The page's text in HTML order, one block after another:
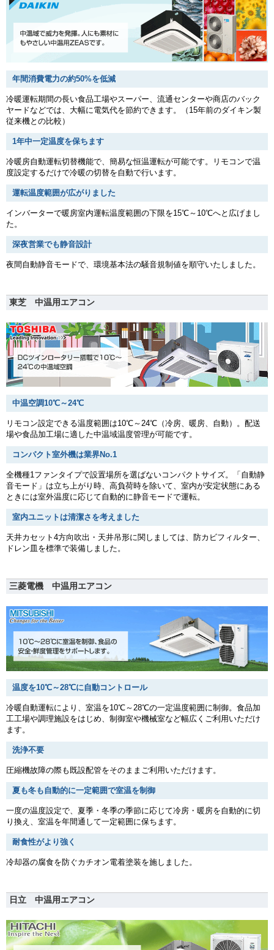
年間消費電力の約50%を低減
冷暖運転期間の長い食品工場やスーパー、流通センターや商店のバック
ヤードなどでは、大幅に電気代を節約できます。（15年前のダイキン製
従来機との比較）
1年中一定温度を保ちます
冷暖房自動運転切替機能で、簡易な恒温運転が可能です。リモコンで温
度設定するだけで冷暖の切替を自動で行います。
運転温度範囲が広がりました
インバーターで暖房室内運転温度範囲の下限を15℃～10℃へと広げまし
た。
深夜営業でも静音設計
夜間自動静音モードで、環境基本法の騒音規制値を順守いたしました。
東芝 中温用エアコン
中温空調10℃～24℃
リモコン設定できる温度範囲は10℃～24℃（冷房、暖房、自動）。配送
場や食品加工場に適した中温域温度管理が可能です。
コンパクト室外機は業界No.1
全機種1ファンタイプで設置場所を選ばないコンパクトサイズ。「自動静
音モード」は立ち上がり時、高負荷時を除いて、室内が安定状態にある
ときには室外温度に応じて自動的に静音モードで運転。
室内ユニットは清潔さを考えました
天井カセット4方向吹出・天井吊形に関しましては、防カビフィルター、
ドレン皿を標準で装備しました。
三菱電機 中温用エアコン
温度を10℃～28℃に自動コントロール
冷暖自動運転により、室温を10℃～28℃の一定温度範囲に制御。食品加
工工場や調理施設をはじめ、制御室や機械室など幅広くご利用いただけ
ます。
洗浄不要
圧縮機故障の際も既設配管をそのままご利用いただけます。
夏も冬も自動的に一定範囲で室温を制御
一度の温度設定で、夏季・冬季の季節に応じて冷房・暖房を自動的に切
り換え、室温を年間通して一定範囲に保ちます。
耐食性がより強く
冷却器の腐食を防ぐカチオン電着塗装を施しました。
日立 中温用エアコン